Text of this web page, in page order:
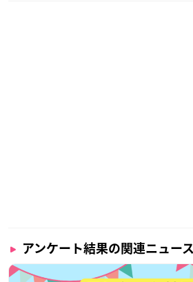
大分県から上京し養成所を経て、アニ
アンケート結果の関連ニュー